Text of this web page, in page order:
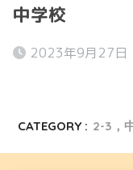
中学校
2023年9月27日
CATEGORY : 2-3，